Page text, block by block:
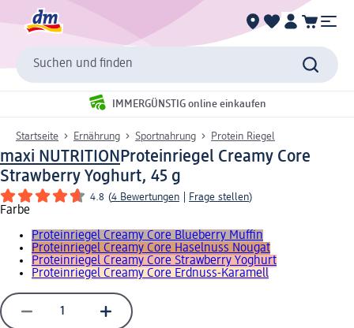
Suchen und finden
IMMERGÜNSTIG online einkaufen
Startseite Ernährung Sportnahrung Protein Riegel
maxi NUTRITIONProteinriegel Creamy Core
Strawberry Yoghurt, 45 g
4.8 (4 Bewertungen Frage stellen)
Farbe
Proteinriegel Creamy Core Blueberry Muffin
Proteinriegel Creamy Core Haselnuss Nougat
Proteinriegel Creamy Core Strawberry Yoghurt
Proteinriegel Creamy Core Erdnuss-Karamell